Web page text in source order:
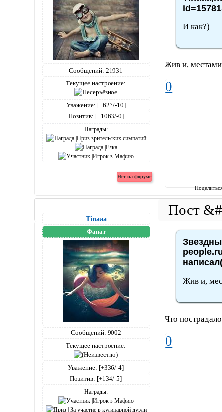
Сообщений: 21931
Текущее настроение:
Уважение: [+627/-10]
Позитив: [+1063/-0]
Награды:
И как?)
Жив и,
0
Tinaaa
Фанат
Сообщений: 9002
Текущее настроение:
Уважение: [+336/-4]
Позитив: [+134/-5]
Награды:
Жив и,
Что
0